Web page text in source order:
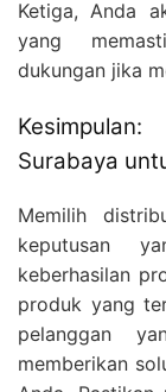
Ketiga, Anda
yang
dukungan jika
Surabaya
Memilih
keputusan
keberhasilan
produk yang
pelanggan
memberikan